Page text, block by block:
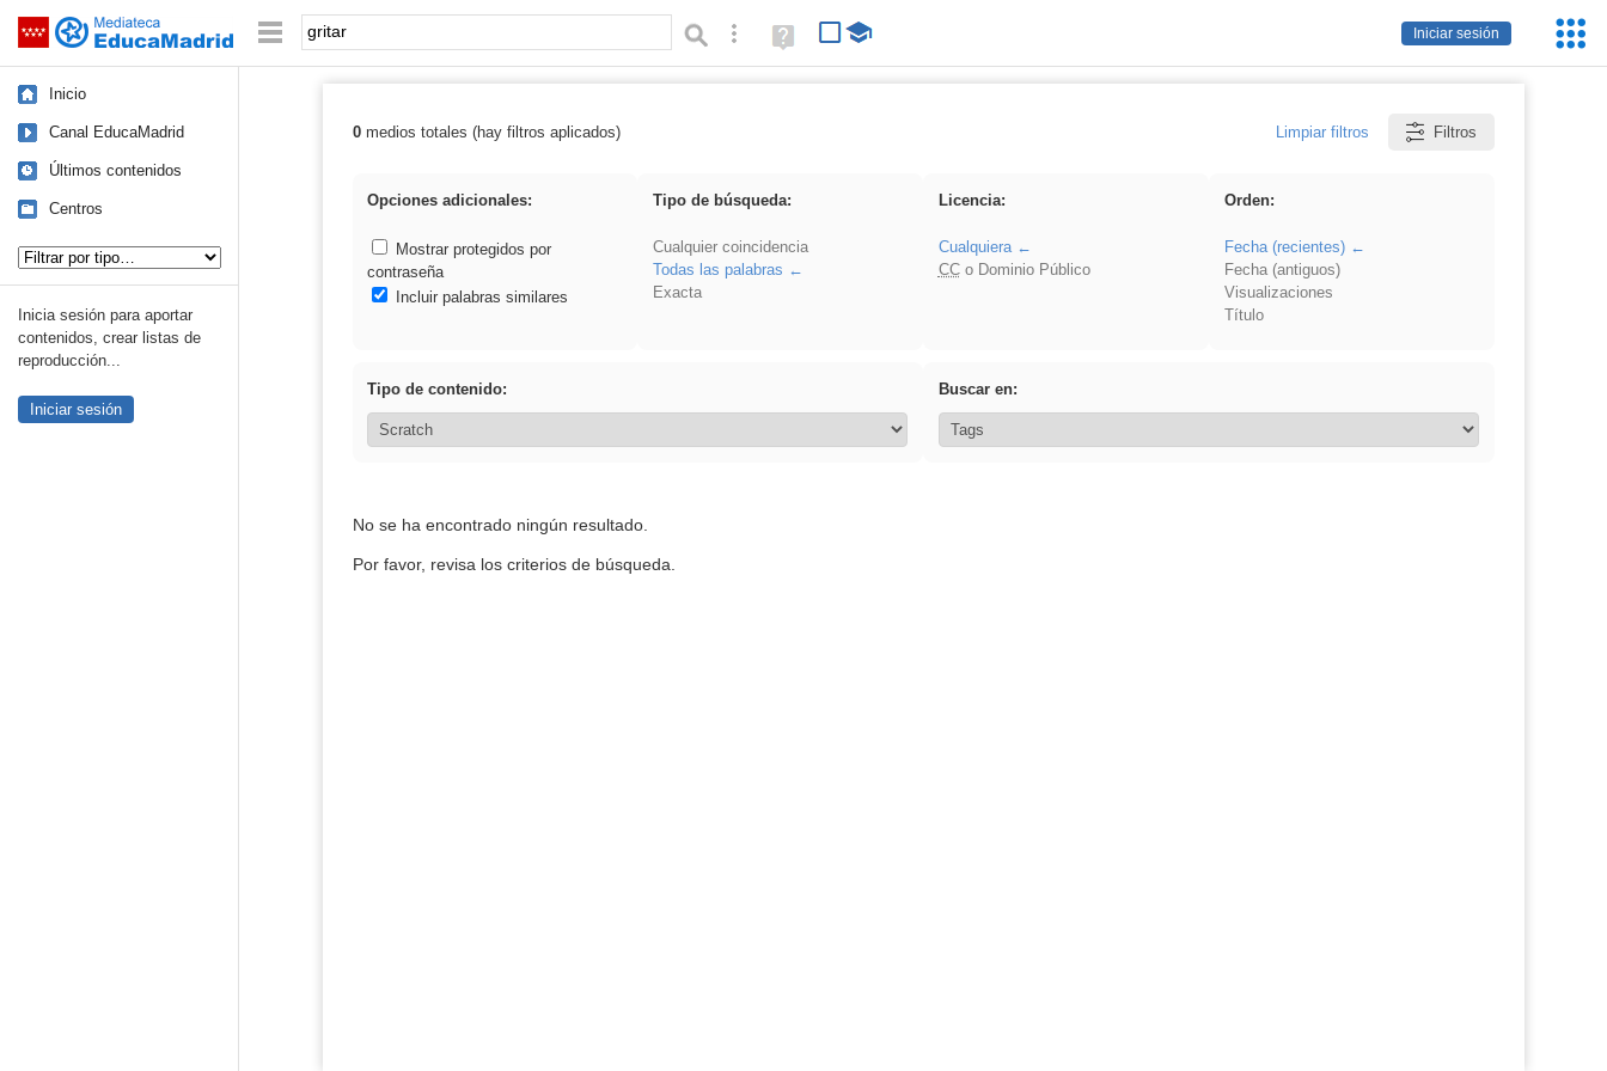
Saltar navegación
Iniciar sesión
Palabra o frase: Búsqueda avanzada
Ayuda
(en
Inicio
Canal EducaMadrid
Últimos contenidos
Centros
Inicia sesión para aportar
contenidos, crear listas de
reproducción...
Iniciar sesión
Resultados de: gritar
0medios totales (hay filtros aplicados) Limpiar filtros Filtros
Opciones adicionales:
Mostrar protegidos por
contraseña
Incluir palabras similares
Tipo de búsqueda:
Cualquier coincidencia
Todas las palabras
Exacta
Licencia:
Cualquiera
CCo Dominio Público
Orden:
Fecha (recientes)
Fecha (antiguos)
Visualizaciones
Título
Tipo de contenido: Buscar en:
No se ha encontrado ningún resultado.
Por favor, revisa los criterios de búsqueda.